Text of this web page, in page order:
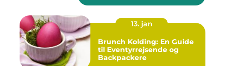
13. jan
Brunch Kolding: En Guide
til Eventyrrejsende og
Backpackere